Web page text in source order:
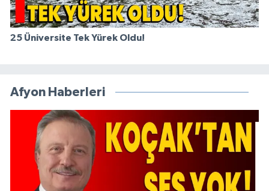
25 Üniversite Tek Yürek Oldu!
Afyon Haberleri